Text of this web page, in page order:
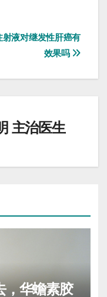
射液对继发性肝癌有
效果吗
主治医生
，华蟾素胶